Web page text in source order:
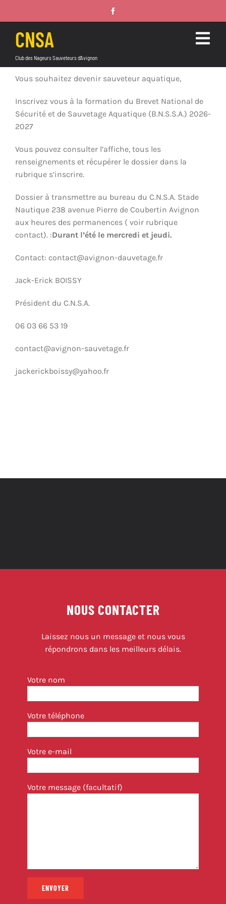
contenuCNSA
Club des Nageurs Sauveteurs d’Avignon
ACCUEIL
FORMATIONS
SAUVETAGE SPORTIF
INFOS PRATIQUES
ANNONCES ET BOUTIQUE
S’INSCRIRE
CONTACT
Vous souhaitez devenir sauveteur aquatique,
Inscrivez vous à la formation du Brevet National de
Sécurité et de Sauvetage Aquatique (B.N.S.S.A.) 2026-
2027
Vous pouvez consulter l’affiche, tous les
renseignements et récupérer le dossier dans la
rubrique s’inscrire.
Dossier à transmettre au bureau du C.N.S.A. Stade
Nautique 238 avenue Pierre de Coubertin Avignon
aux heures des permanences ( voir rubrique
contact). :Durant l’été le mercredi et jeudi.
Contact: contact@avignon-dauvetage.fr
Jack-Erick BOISSY
Président du C.N.S.A.
06 03 66 53 19
contact@avignon-sauvetage.fr
jackerickboissy@yahoo.fr
NOUS CONTACTER
Laissez nous un message et nous vous
répondrons dans les meilleurs délais.
Votre nom
Votre téléphone
Votre e-mail
Votre message (facultatif)